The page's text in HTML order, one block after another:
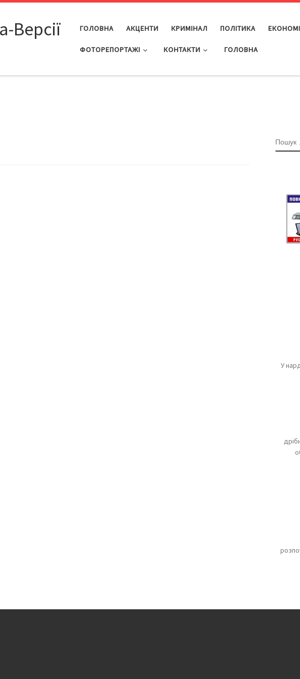
Версії ГОЛОВНА АКЦЕНТИ КРИМІНАЛ ПОЛІТИКА
ФОТОРЕПОРТАЖІ КОНТАКТИ ГОЛОВНА
У